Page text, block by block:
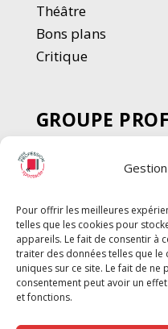
Pour offrir les meilleures
telles que les cookies pour
appareils. Le fait de consentir à
traiter des données telles que
uniques sur ce site. Le fait de
consentement peut avoir un
et fonctions.
Théâtre
Bons plans
Critique
GROUPE
SPECTACLE
Chèque Intermittents
Chèque Compta
Chèque Emploi
G-Pods
Profession Audio-